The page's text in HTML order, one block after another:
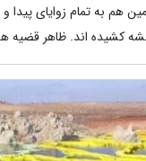
هم به تمام زوایای پیدا و
کشیده اند. ظاهر